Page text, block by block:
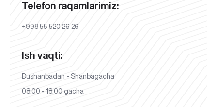
Telefon raqamlarimiz:
+998 55 520 26 26
Ish vaqti:
Dushanbadan - Shanbagacha
08:00 - 18:00 gacha